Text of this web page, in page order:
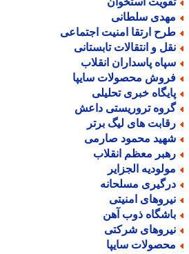
سلطانی
ارتقا امنیت اجتماعی
و انتقالات تابستانی
پاسداران انقلاب
محصولات سایپا
خبری تحلیلی
تروریستی داعش
های لیگ برتر
محمود صارمی
معظم انقلاب
الجزایر
مسلحانه
امنیتی
ذوب آهن
شرکتی
سایپا